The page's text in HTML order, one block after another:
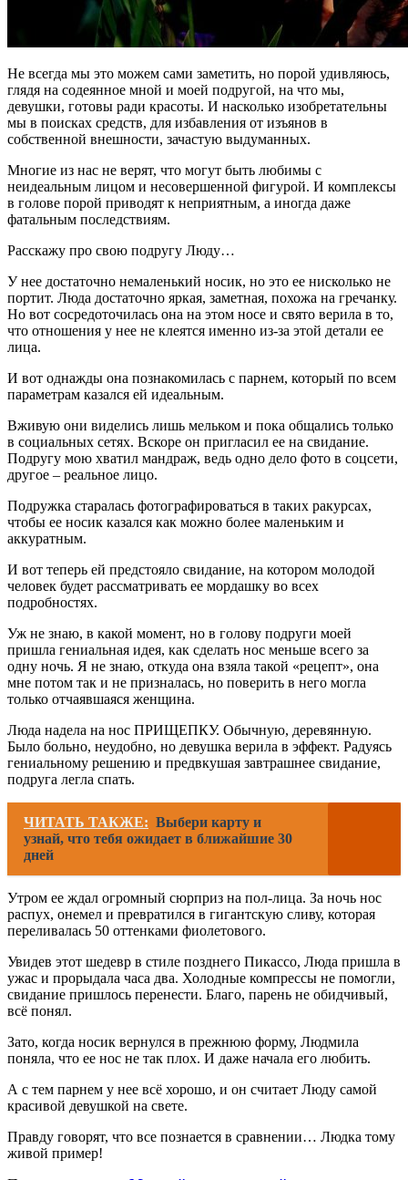
Не всегда мы это можем сами заметить, но порой удивляюсь,
глядя на содеянное мной и моей подругой, на что мы,
девушки, готовы ради красоты. И насколько изобретательны
мы в поисках средств, для избавления от изъянов в
собственной внешности, зачастую выдуманных.
Многие из нас не верят, что могут быть любимы с
неидеальным лицом и несовершенной фигурой. И комплексы
в голове порой приводят к неприятным, а иногда даже
фатальным последствиям.
Расскажу про свою подругу Люду…
У нее достаточно немаленький носик, но это ее нисколько не
портит. Люда достаточно яркая, заметная, похожа на гречанку.
Но вот сосредоточилась она на этом носе и свято верила в то,
что отношения у нее не клеятся именно из-за этой детали ее
лица.
И вот однажды она познакомилась с парнем, который по всем
параметрам казался ей идеальным.
Вживую они виделись лишь мельком и пока общались только
в социальных сетях. Вскоре он пригласил ее на свидание.
Подругу мою хватил мандраж, ведь одно дело фото в соцсети,
другое – реальное лицо.
Подружка старалась фотографироваться в таких ракурсах,
чтобы ее носик казался как можно более маленьким и
аккуратным.
И вот теперь ей предстояло свидание, на котором молодой
человек будет рассматривать ее мордашку во всех
подробностях.
Уж не знаю, в какой момент, но в голову подруги моей
пришла гениальная идея, как сделать нос меньше всего за
одну ночь. Я не знаю, откуда она взяла такой «рецепт», она
мне потом так и не призналась, но поверить в него могла
только отчаявшаяся женщина.
Люда надела на нос ПРИЩЕПКУ. Обычную, деревянную.
Было больно, неудобно, но девушка верила в эффект. Радуясь
гениальному решению и предвкушая завтрашнее свидание,
подруга легла спать.
ЧИТАТЬ ТАКЖЕ: Выбери карту и
узнай, что тебя ожидает в ближайшие 30
дней
Утром ее ждал огромный сюрприз на пол-лица. За ночь нос
распух, онемел и превратился в гигантскую сливу, которая
переливалась 50 оттенками фиолетового.
Увидев этот шедевр в стиле позднего Пикассо, Люда пришла в
ужас и прорыдала часа два. Холодные компрессы не помогли,
свидание пришлось перенести. Благо, парень не обидчивый,
всё понял.
Зато, когда носик вернулся в прежнюю форму, Людмила
поняла, что ее нос не так плох. И даже начала его любить.
А с тем парнем у нее всё хорошо, и он считает Люду самой
красивой девушкой на свете.
Правду говорят, что все познается в сравнении… Людка тому
живой пример!